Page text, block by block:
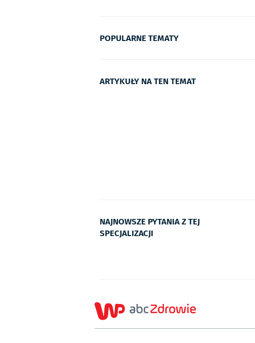
POPULARNE TEMATY
ARTYKUŁY NA TEN TEMAT
NAJNOWSZE PYTANIA Z TEJ
SPECJALIZACJI